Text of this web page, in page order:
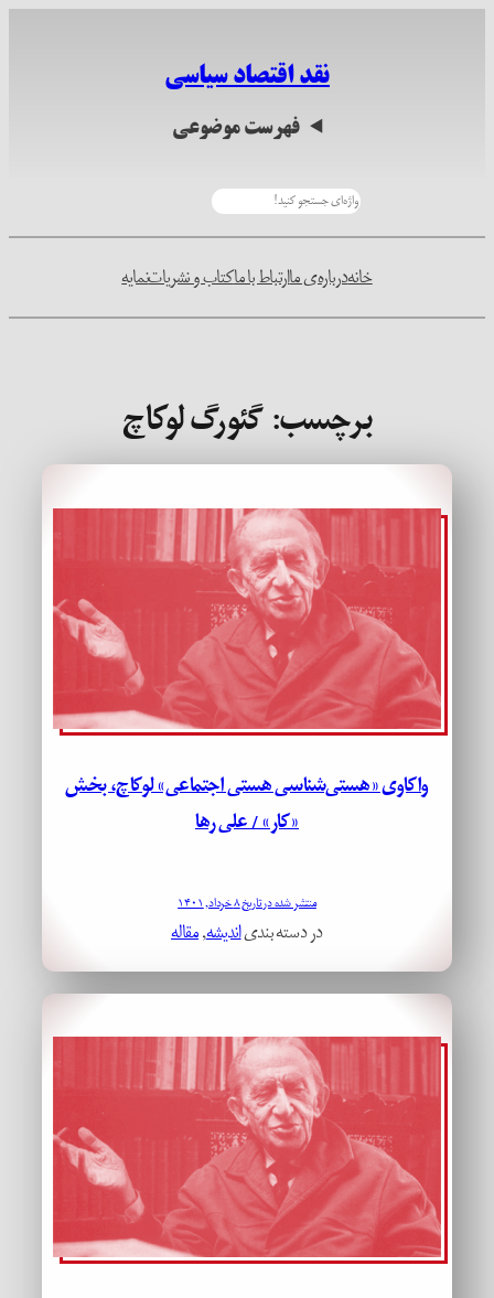
نقد اقتصاد سیاسی
فهرست موضوعی
خانهدرباره‌ی ماارتباط با ماکتاب و نشریاتنمایه
برچسب:گئورگ لوکاچ
واکاوی «هستی‌شناسی هستی اجتماعی» لوکاچ، بخش
«کار» / علی رها
منتشر شده در تاریخ ۸ خرداد, ۱۴۰۱
در دسته بندیاندیشه, مقاله